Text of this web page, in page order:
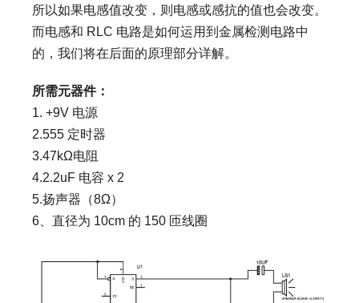
所以如果电感值改变，则电感或感抗的值也会改变。
而电感和 RLC 电路是如何运用到金属检测电路中
的，我们将在后面的原理部分详解。
所需元器件：
1. +9V 电源
2.555 定时器
3.47kΩ电阻
4.2.2uF 电容 x 2
5.扬声器（8Ω）
6、直径为 10cm 的 150 匝线圈